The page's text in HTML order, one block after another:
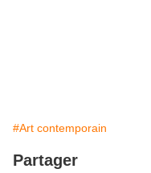
#Art contemporain
Partager